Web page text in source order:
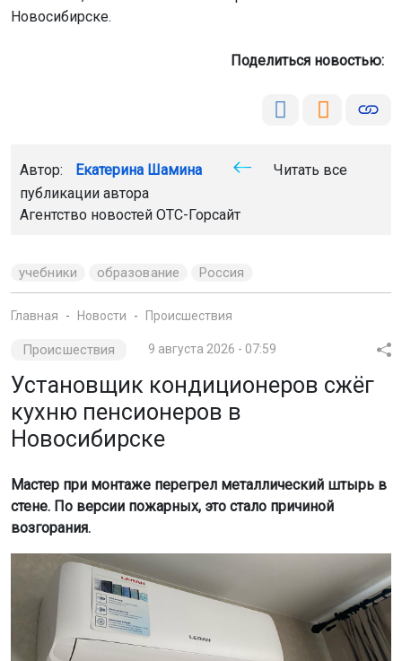
Новосибирске.
Поделиться новостью:
Автор: Екатерина Шамина
Читать все
публикации автора
Агентство новостей ОТС-Горсайт
учебники образование Россия
Главная Новости Происшествия
Происшествия 9 августа 2026 - 07:59
Установщик кондиционеров сжёг
кухню пенсионеров в
Новосибирске
Мастер при монтаже перегрел металлический штырь в
стене. По версии пожарных, это стало причиной
возгорания.